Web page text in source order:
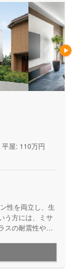
屋: 110万円
性を両立し、生
う方には、ミサ
スの耐震性や断
土地情報を持
地情報に強い
任せ出来ます。